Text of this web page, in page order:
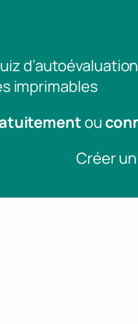
d’autoévaluation
imprimables
ou
Créer